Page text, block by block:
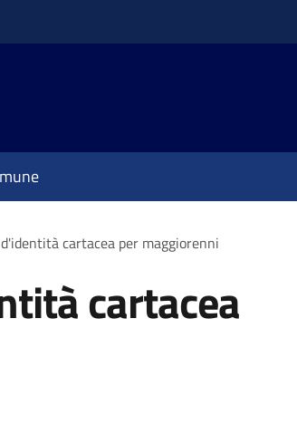
cartacea per maggiorenni
cartacea